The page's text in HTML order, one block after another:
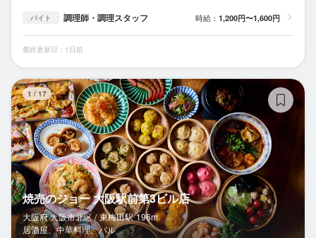
バイト 調理師・調理スタッフ 時給： 1,200円〜1,600円
最終更新日：1日前
1 / 17
焼売のジョー 大阪駅前第3ビル店
大阪府 大阪市北区 / 東梅田駅 196m
居酒屋、中華料理、バル